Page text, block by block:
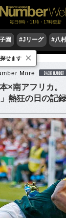
毎日6時・11時・17時更新
園 #Jリーグ #八
代表
More BACK NUMBER
×南アフリカ。
熱狂の日の記録
せます ×